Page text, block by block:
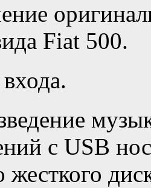
Fiat 500.
с USB
жесткого